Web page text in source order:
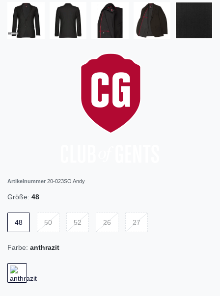
Artikelnummer 20-023SO Andy
Größe: 48
48 50 52 26 27
Farbe: anthrazit